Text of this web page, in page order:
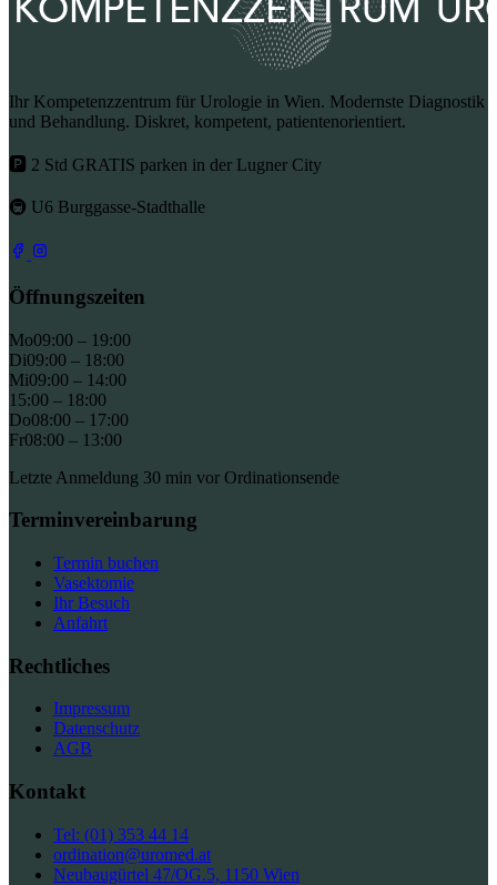
Ihr Kompetenzzentrum für Urologie in Wien. Modernste Diagnostik
und Behandlung. Diskret, kompetent, patientenorientiert.
🅿 2 Std GRATIS parken in der Lugner City
🚇 U6 Burggasse-Stadthalle
Öffnungszeiten
Mo09:00 – 19:00
Di09:00 – 18:00
Mi09:00 – 14:00
15:00 – 18:00
Do08:00 – 17:00
Fr08:00 – 13:00
Letzte Anmeldung 30 min vor Ordinationsende
Terminvereinbarung
Termin buchen
Vasektomie
Ihr Besuch
Anfahrt
Rechtliches
Impressum
Datenschutz
AGB
Kontakt
Tel: (01) 353 44 14
ordination@uromed.at
Neubaugürtel 47/OG.5, 1150 Wien